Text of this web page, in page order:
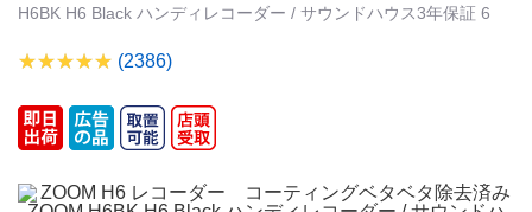
H6BK H6 Black ハンディレコーダー / サウンドハウス3年保証 6
(2386)